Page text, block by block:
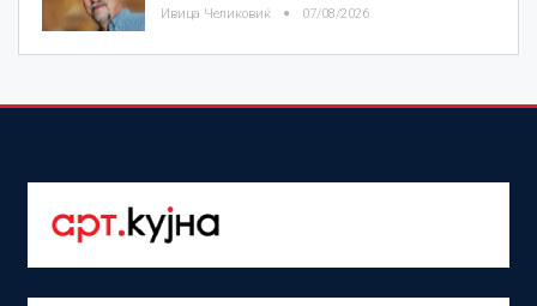
Ивица Челиковиќ 07/08/2026